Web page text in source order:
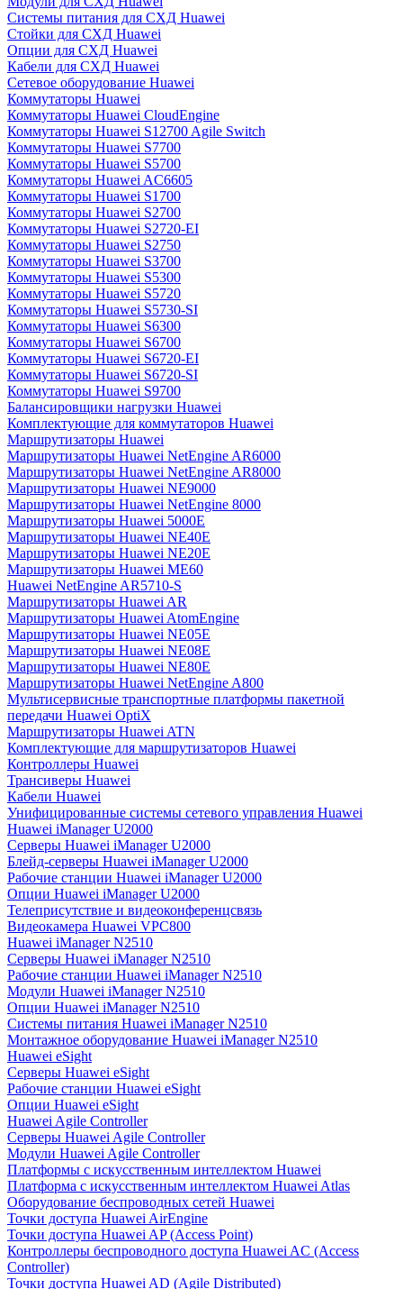
Системы питания для СХД Huawei
Стойки для СХД Huawei
Опции для СХД Huawei
Кабели для СХД Huawei
Сетевое оборудование Huawei
Коммутаторы Huawei
Коммутаторы Huawei CloudEngine
Коммутаторы Huawei S12700 Agile Switch
Коммутаторы Huawei S7700
Коммутаторы Huawei S5700
Коммутаторы Huawei AC6605
Коммутаторы Huawei S1700
Коммутаторы Huawei S2700
Коммутаторы Huawei S2720-EI
Коммутаторы Huawei S2750
Коммутаторы Huawei S3700
Коммутаторы Huawei S5300
Коммутаторы Huawei S5720
Коммутаторы Huawei S5730-SI
Коммутаторы Huawei S6300
Коммутаторы Huawei S6700
Коммутаторы Huawei S6720-EI
Коммутаторы Huawei S6720-SI
Коммутаторы Huawei S9700
Балансировщики нагрузки Huawei
Комплектующие для коммутаторов Huawei
Маршрутизаторы Huawei
Маршрутизаторы Huawei NetEngine AR6000
Маршрутизаторы Huawei NetEngine AR8000
Маршрутизаторы Huawei NE9000
Маршрутизаторы Huawei NetEngine 8000
Маршрутизаторы Huawei 5000E
Маршрутизаторы Huawei NE40E
Маршрутизаторы Huawei NE20E
Маршрутизаторы Huawei ME60
Huawei NetEngine AR5710-S
Маршрутизаторы Huawei AR
Маршрутизаторы Huawei AtomEngine
Маршрутизаторы Huawei NE05E
Маршрутизаторы Huawei NE08E
Маршрутизаторы Huawei NE80E
Маршрутизаторы Huawei NetEngine A800
Мультисервисные транспортные платформы пакетной
передачи Huawei OptiX
Маршрутизаторы Huawei ATN
Комплектующие для маршрутизаторов Huawei
Контроллеры Huawei
Трансиверы Huawei
Кабели Huawei
Унифицированные системы сетевого управления Huawei
Huawei iManager U2000
Серверы Huawei iManager U2000
Блейд-серверы Huawei iManager U2000
Рабочие станции Huawei iManager U2000
Опции Huawei iManager U2000
Телеприсутствие и видеоконференцсвязь
Видеокамера Huawei VPC800
Huawei iManager N2510
Серверы Huawei iManager N2510
Рабочие станции Huawei iManager N2510
Модули Huawei iManager N2510
Опции Huawei iManager N2510
Системы питания Huawei iManager N2510
Монтажное оборудование Huawei iManager N2510
Huawei eSight
Серверы Huawei eSight
Рабочие станции Huawei eSight
Опции Huawei eSight
Huawei Agile Controller
Серверы Huawei Agile Controller
Модули Huawei Agile Controller
Платформы с искусственным интеллектом Huawei
Платформа с искусственным интеллектом Huawei Atlas
Оборудование беспроводных сетей Huawei
Точки доступа Huawei AirEngine
Точки доступа Huawei AP (Access Point)
Контроллеры беспроводного доступа Huawei AC (Access
Controller)
Точки доступа Huawei AD (Agile Distributed)